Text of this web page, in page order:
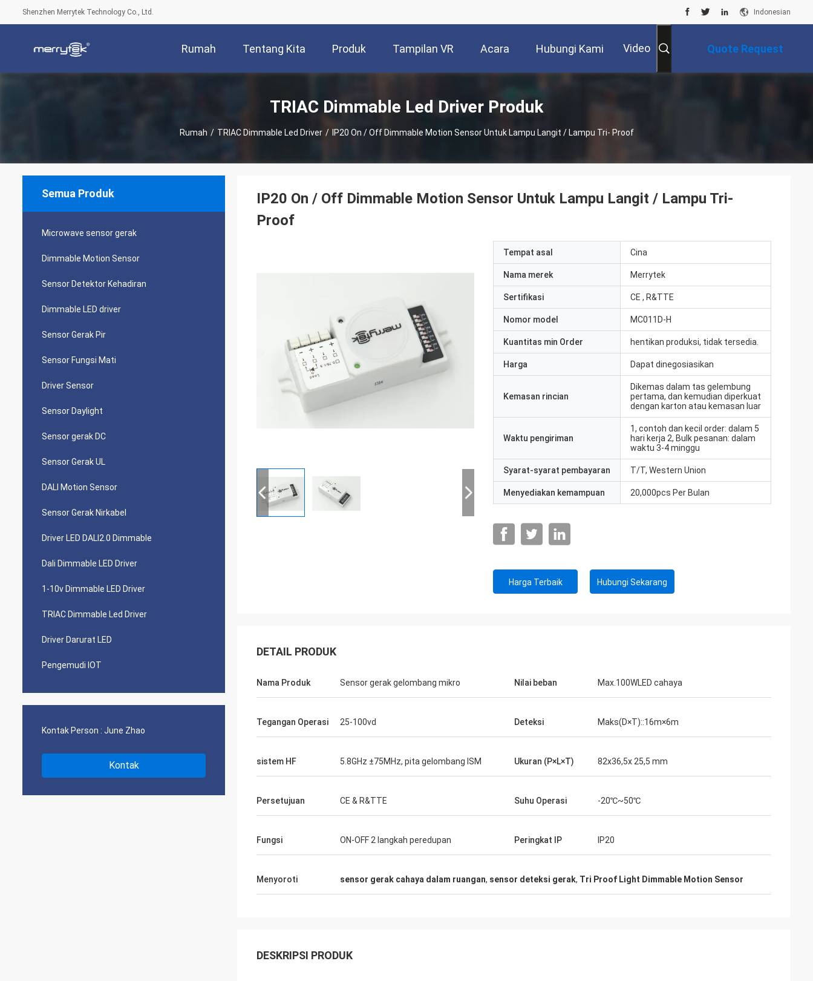
Shenzhen Merrytek Technology Co., Ltd. Indonesian
Rumah Tentang Kita Produk Tampilan VR Acara Hubungi Kami Video Quote Request
TRIAC Dimmable Led Driver Produk
Rumah / TRIAC Dimmable Led Driver / IP20 On / Off Dimmable Motion Sensor Untuk Lampu Langit / Lampu Tri- Proof
Semua Produk
Microwave sensor gerak
Dimmable Motion Sensor
Sensor Detektor Kehadiran
Dimmable LED driver
Sensor Gerak Pir
Sensor Fungsi Mati
Driver Sensor
Sensor Daylight
Sensor gerak DC
Sensor Gerak UL
DALI Motion Sensor
Sensor Gerak Nirkabel
Driver LED DALI2.0 Dimmable
Dali Dimmable LED Driver
1-10v Dimmable LED Driver
TRIAC Dimmable Led Driver
Driver Darurat LED
Pengemudi IOT
Kontak Person : June Zhao
Kontak
IP20 On / Off Dimmable Motion Sensor Untuk Lampu Langit / Lampu Tri-
Proof
Tempat asal Cina
Nama merek Merrytek
Sertifikasi CE , R&TTE
Nomor model MC011D-H
Kuantitas min Order hentikan produksi, tidak tersedia.
Harga Dapat dinegosiasikan
Kemasan rincian
Dikemas dalam tas gelembung
pertama, dan kemudian diperkuat
dengan karton atau kemasan luar
Waktu pengiriman
1, contoh dan kecil order: dalam 5
hari kerja 2, Bulk pesanan: dalam
waktu 3-4 minggu
Syarat-syarat pembayaran T/T, Western Union
Menyediakan kemampuan 20,000pcs Per Bulan
Harga Terbaik Hubungi Sekarang
DETAIL PRODUK
Nama Produk Sensor gerak gelombang mikro Nilai beban Max.100WLED cahaya
Tegangan Operasi 25-100vd Deteksi Maks(D×T)::16m×6m
sistem HF 5.8GHz ±75MHz, pita gelombang ISM Ukuran (P×L×T) 82x36,5x 25,5 mm
Persetujuan CE & R&TTE Suhu Operasi -20℃~50℃
Fungsi ON-OFF 2 langkah peredupan Peringkat IP IP20
Menyoroti sensor gerak cahaya dalam ruangan, sensor deteksi gerak, Tri Proof Light Dimmable Motion Sensor
DESKRIPSI PRODUK